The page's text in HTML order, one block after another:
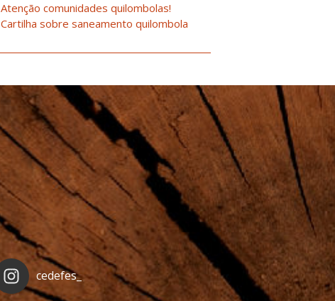
Atenção comunidades quilombolas!
Cartilha sobre saneamento quilombola
cedefes_